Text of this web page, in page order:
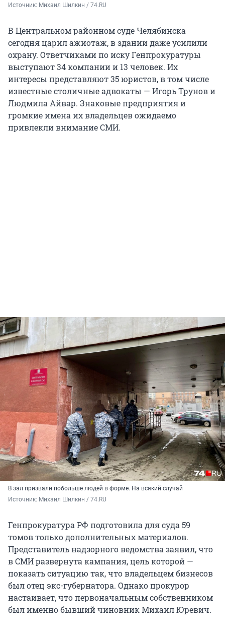
Источник: Михаил Шилкин / 74.RU
В Центральном районном суде Челябинска
сегодня царил ажиотаж, в здании даже усилили
охрану. Ответчиками по иску Генпрокуратуры
выступают 34 компании и 13 человек. Их
интересы представляют 35 юристов, в том числе
известные столичные адвокаты — Игорь Трунов и
Людмила Айвар. Знаковые предприятия и
громкие имена их владельцев ожидаемо
привлекли внимание СМИ.
В зал призвали побольше людей в форме. На всякий случай
Источник: Михаил Шилкин / 74.RU
Генпрокуратура РФ подготовила для суда 59
томов только дополнительных материалов.
Представитель надзорного ведомства заявил, что
в СМИ развернута кампания, цель которой —
показать ситуацию так, что владельцем бизнесов
был отец экс-губернатора. Однако прокурор
настаивает, что первоначальным собственником
был именно бывший чиновник Михаил Юревич.